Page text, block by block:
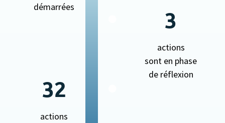
démarrées
32
actions
3
actions
sont en phase
de réflexion